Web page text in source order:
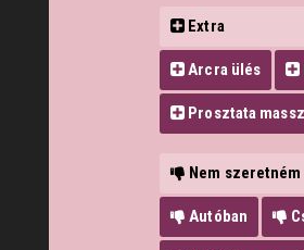
Extra
Arcra ülés
Prosztata
Nem szeretném
Autóban